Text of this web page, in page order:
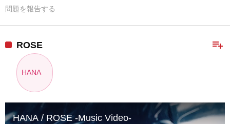
問題を報告する
playlist_add
ROSE
HANA
HANA / ROSE -Music Video-